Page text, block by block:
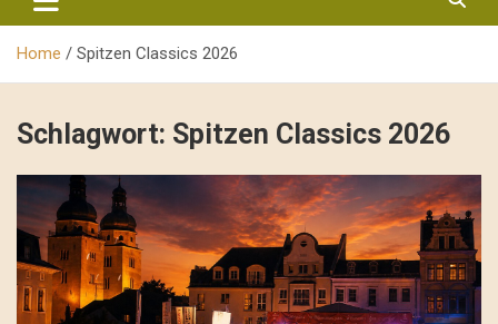
Home Spitzen Classics 2026
Schlagwort: Spitzen Classics 2026